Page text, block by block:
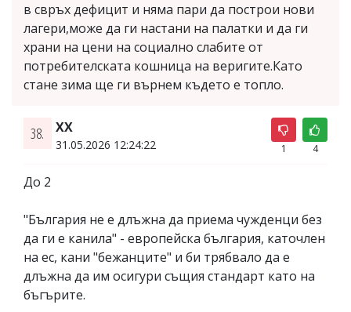
в свръх дефицит и няма пари да построи нови
лагери,може да ги настани на палатки и да ги
храни на цени на социално слабите от
потребителската кошница на веригите.Като
стане зима ще ги върнем където е топло.
38. XX
31.05.2026 12:24:22 1 4
До 2
"България не е длъжна да приема чужденци без
да ги е канила" - европейска българия, каточлен
на ес, кани "бежанците" и би трябвало да е
длъжна да им осигури същия стандарт като на
бъгърите.